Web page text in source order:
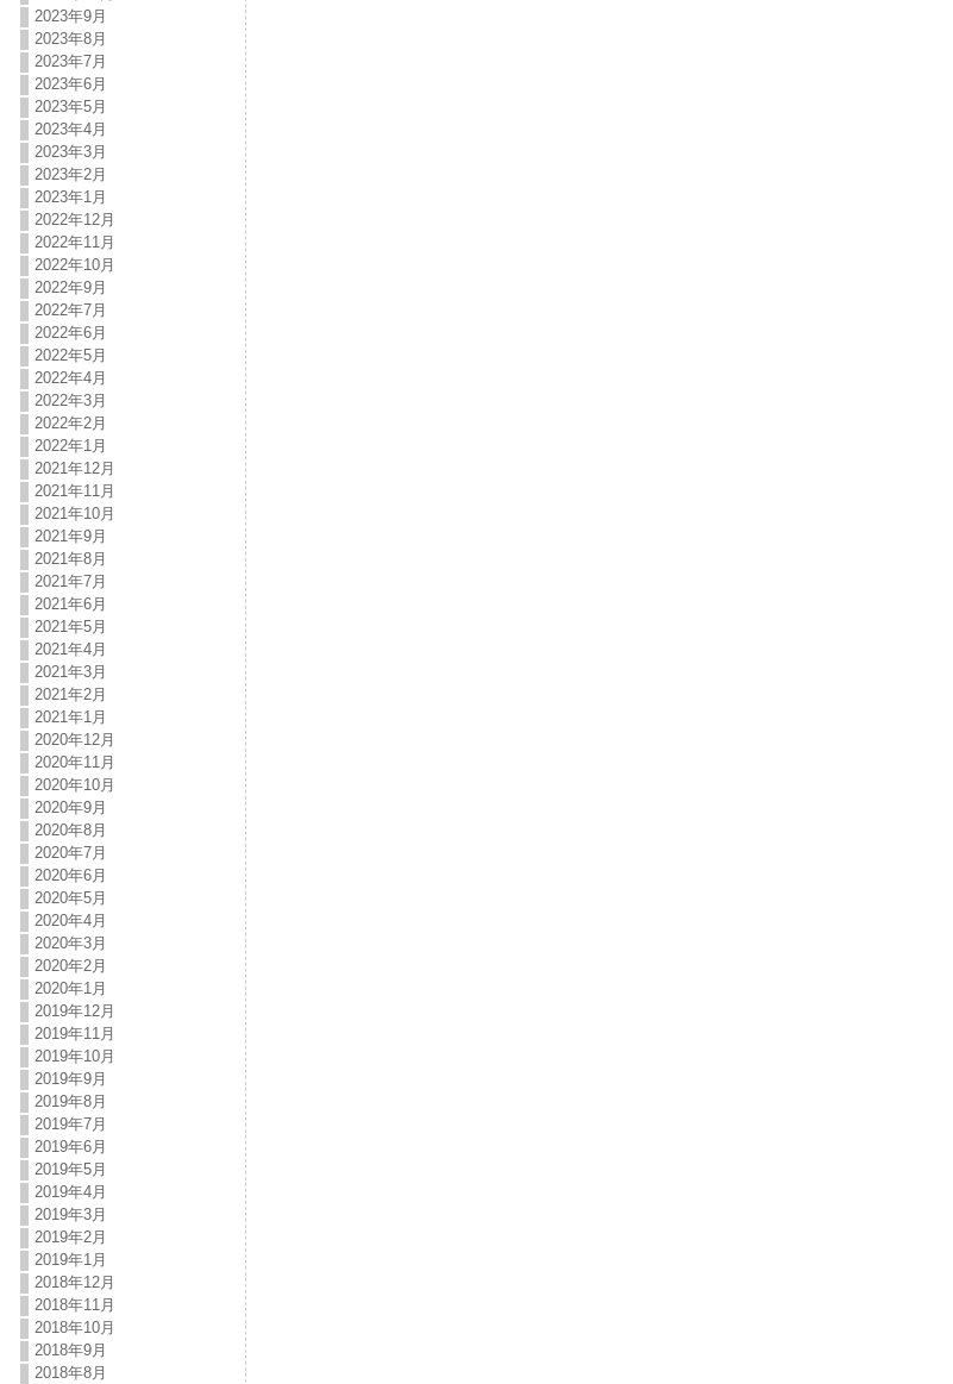
2023年9月
2023年8月
2023年7月
2023年6月
2023年5月
2023年4月
2023年3月
2023年2月
2023年1月
2022年12月
2022年11月
2022年10月
2022年9月
2022年7月
2022年6月
2022年5月
2022年4月
2022年3月
2022年2月
2022年1月
2021年12月
2021年11月
2021年10月
2021年9月
2021年8月
2021年7月
2021年6月
2021年5月
2021年4月
2021年3月
2021年2月
2021年1月
2020年12月
2020年11月
2020年10月
2020年9月
2020年8月
2020年7月
2020年6月
2020年5月
2020年4月
2020年3月
2020年2月
2020年1月
2019年12月
2019年11月
2019年10月
2019年9月
2019年8月
2019年7月
2019年6月
2019年5月
2019年4月
2019年3月
2019年2月
2019年1月
2018年12月
2018年11月
2018年10月
2018年9月
2018年8月